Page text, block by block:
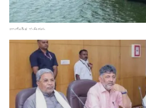
ಪ್ರಾದೇಶಿಕ ಸುದ್ದಿಗಳು
ತುಂಬೆ ಅಣೆಕಟ್ಟಿನಲ್ಲಿ ನೀರಿನ ಮಟ್ಟ ಭಾರೀ ಕುಸಿತ:
ನೀರಿನ ರೇಷನಿಂಗ್ ಜಾರಿ
ಮಂಗಳೂರು: ನಗರದ ಜೀವನಾಡಿಯಾಗಿರುವ ತುಂಬೆ
ಮಟ್ಟ ಕಳೆದ ಏಳು ವರ್ಷಗಳಲ್ಲೇ ಅತ್ಯಂತ ಕನಿಷ್ಠ ಮಟ್ಟಕ್ಕೆ
ಅಣೆಕಟ್ಟಿನಲ್ಲಿ ನೀರಿನ ಮಟ್ಟ ಕೇವಲ 4.47 ಮೀಟರ್‌ಗೆ...